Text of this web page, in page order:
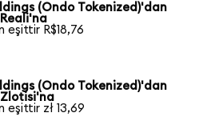
(Ondo Tokenized)'dan
eşittir R$18,76
(Ondo Tokenized)'dan
eşittir zł 13,69